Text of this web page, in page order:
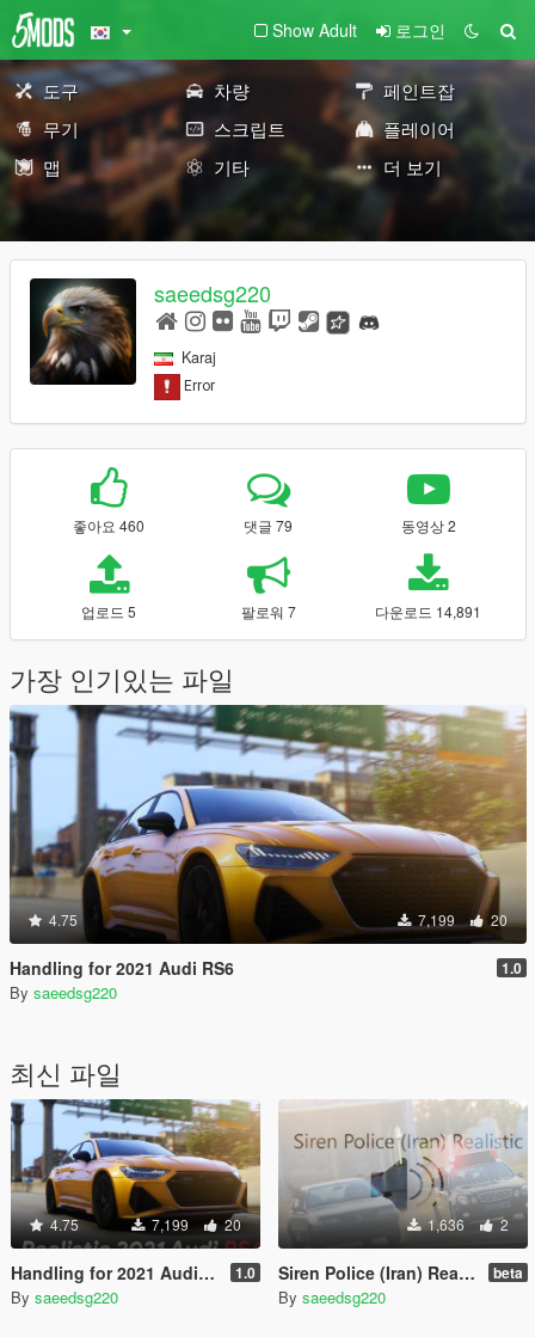
Show Adult 로그인
도구 차량
페인트잡
무기
스크립트
플레이어
맵
기타 더 보기
saeedsg220
Karaj
좋아요 460 댓글 79 동영상 2
업로드 5 팔로워 7 다운로드 14,891
가장 인기있는 파일
4.75 7,199 20
Handling for 2021 Audi RS6 1.0
By saeedsg220
최신 파일
4.75 7,199 20
Handling for 2021 Audi RS6 1.0
By saeedsg220
1,636 2
Siren Police (Iran) Realistic beta
By saeedsg220